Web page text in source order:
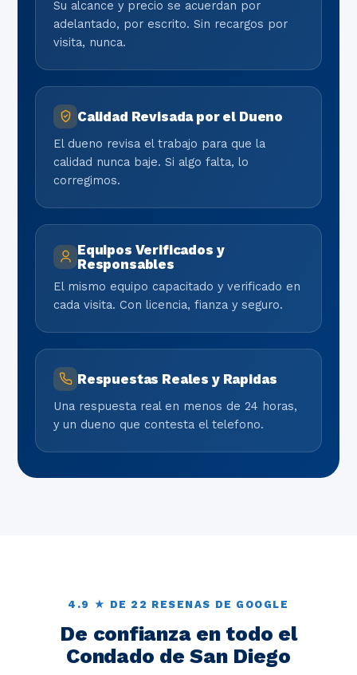
Su alcance y precio se acuerdan por
adelantado, por escrito. Sin recargos por
visita, nunca.
Calidad Revisada por el Dueno
El dueno revisa el trabajo para que la
calidad nunca baje. Si algo falta, lo
corregimos.
Equipos Verificados y
Responsables
El mismo equipo capacitado y verificado en
cada visita. Con licencia, fianza y seguro.
Respuestas Reales y Rapidas
Una respuesta real en menos de 24 horas,
y un dueno que contesta el telefono.
4.9 ★ DE 22 RESENAS DE GOOGLE
De confianza en todo el
Condado de San Diego